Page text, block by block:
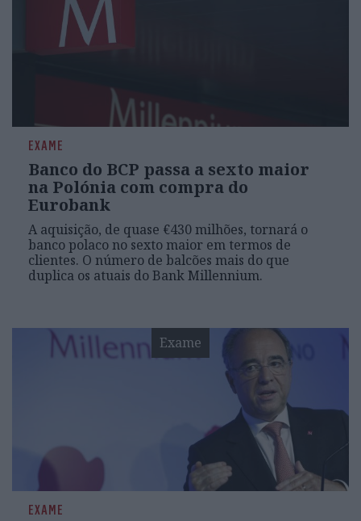
EXAME
Banco do BCP passa a sexto maior
na Polónia com compra do
Eurobank
A aquisição, de quase €430 milhões, tornará o
banco polaco no sexto maior em termos de
clientes. O número de balcões mais do que
duplica os atuais do Bank Millennium.
Exame
EXAME